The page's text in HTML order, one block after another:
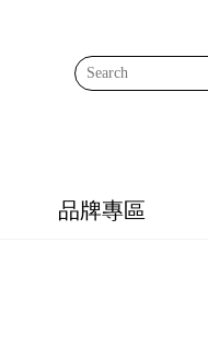
品牌專區